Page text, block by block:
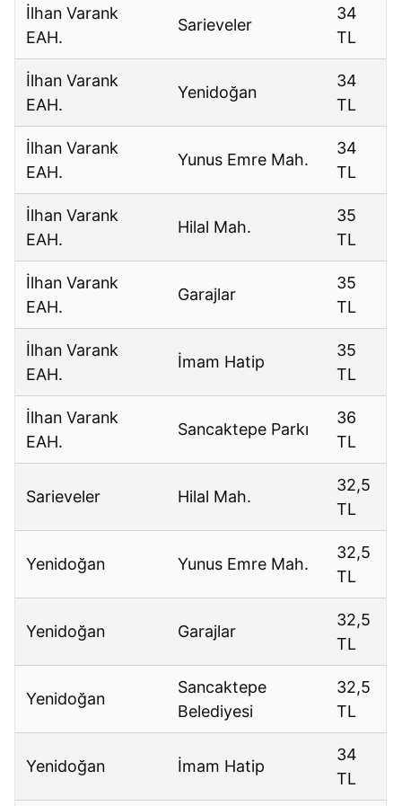
İlhan Varank
EAH.
Sarieveler
34
TL
İlhan Varank
EAH.
Yenidoğan
34
TL
İlhan Varank
EAH.
Yunus Emre Mah.
34
TL
İlhan Varank
EAH.
Hilal Mah.
35
TL
İlhan Varank
EAH.
Garajlar
35
TL
İlhan Varank
EAH.
İmam Hatip
35
TL
İlhan Varank
EAH.
Sancaktepe Parkı
36
TL
Sarieveler Hilal Mah.
32,5
TL
Yenidoğan Yunus Emre Mah.
32,5
TL
Yenidoğan Garajlar
32,5
TL
Yenidoğan
Sancaktepe
Belediyesi
32,5
TL
Yenidoğan İmam Hatip
34
TL